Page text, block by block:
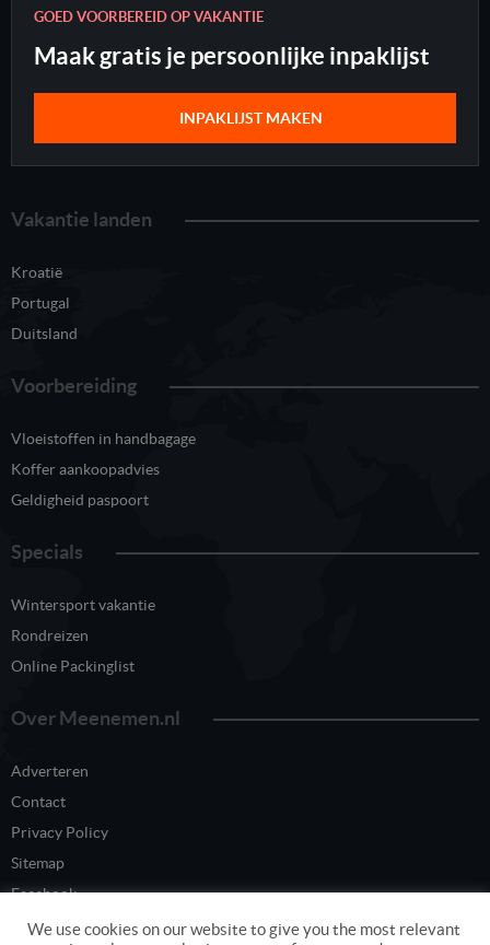
GOED VOORBEREID OP VAKANTIE
Maak gratis je persoonlijke inpaklijst
INPAKLIJST MAKEN
Vakantie landen
Kroatië
Portugal
Duitsland
Voorbereiding
Vloeistoffen in handbagage
Koffer aankoopadvies
Geldigheid paspoort
Specials
Wintersport vakantie
Rondreizen
Online Packinglist
Over Meenemen.nl
Adverteren
Contact
Privacy Policy
Sitemap
Facebook
Twitter
We use cookies on our website to give you the most relevant